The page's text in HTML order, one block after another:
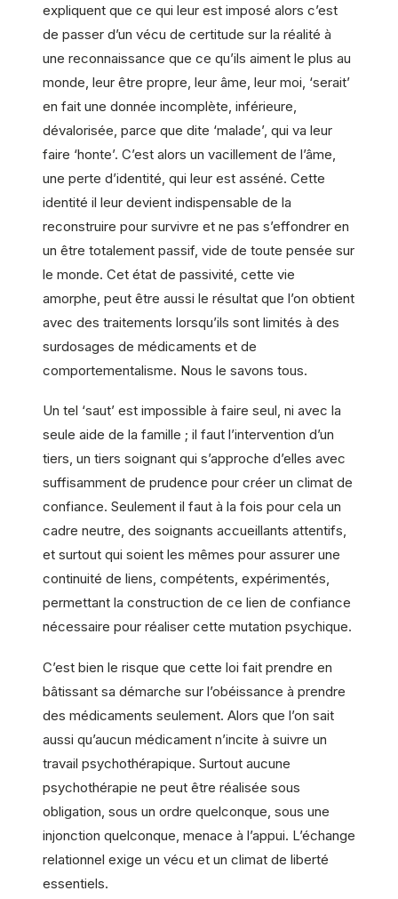
expliquent que ce qui leur est imposé alors c’est
de passer d’un vécu de certitude sur la réalité à
une reconnaissance que ce qu’ils aiment le plus au
monde, leur être propre, leur âme, leur moi, ‘serait’
en fait une donnée incomplète, inférieure,
dévalorisée, parce que dite ‘malade’, qui va leur
faire ‘honte’. C’est alors un vacillement de l’âme,
une perte d’identité, qui leur est asséné. Cette
identité il leur devient indispensable de la
reconstruire pour survivre et ne pas s’effondrer en
un être totalement passif, vide de toute pensée sur
le monde. Cet état de passivité, cette vie
amorphe, peut être aussi le résultat que l’on obtient
avec des traitements lorsqu’ils sont limités à des
surdosages de médicaments et de
comportementalisme. Nous le savons tous.
Un tel ‘saut’ est impossible à faire seul, ni avec la
seule aide de la famille ; il faut l’intervention d’un
tiers, un tiers soignant qui s’approche d’elles avec
suffisamment de prudence pour créer un climat de
confiance. Seulement il faut à la fois pour cela un
cadre neutre, des soignants accueillants attentifs,
et surtout qui soient les mêmes pour assurer une
continuité de liens, compétents, expérimentés,
permettant la construction de ce lien de confiance
nécessaire pour réaliser cette mutation psychique.
C’est bien le risque que cette loi fait prendre en
bâtissant sa démarche sur l’obéissance à prendre
des médicaments seulement. Alors que l’on sait
aussi qu’aucun médicament n’incite à suivre un
travail psychothérapique. Surtout aucune
psychothérapie ne peut être réalisée sous
obligation, sous un ordre quelconque, sous une
injonction quelconque, menace à l’appui. L’échange
relationnel exige un vécu et un climat de liberté
essentiels.